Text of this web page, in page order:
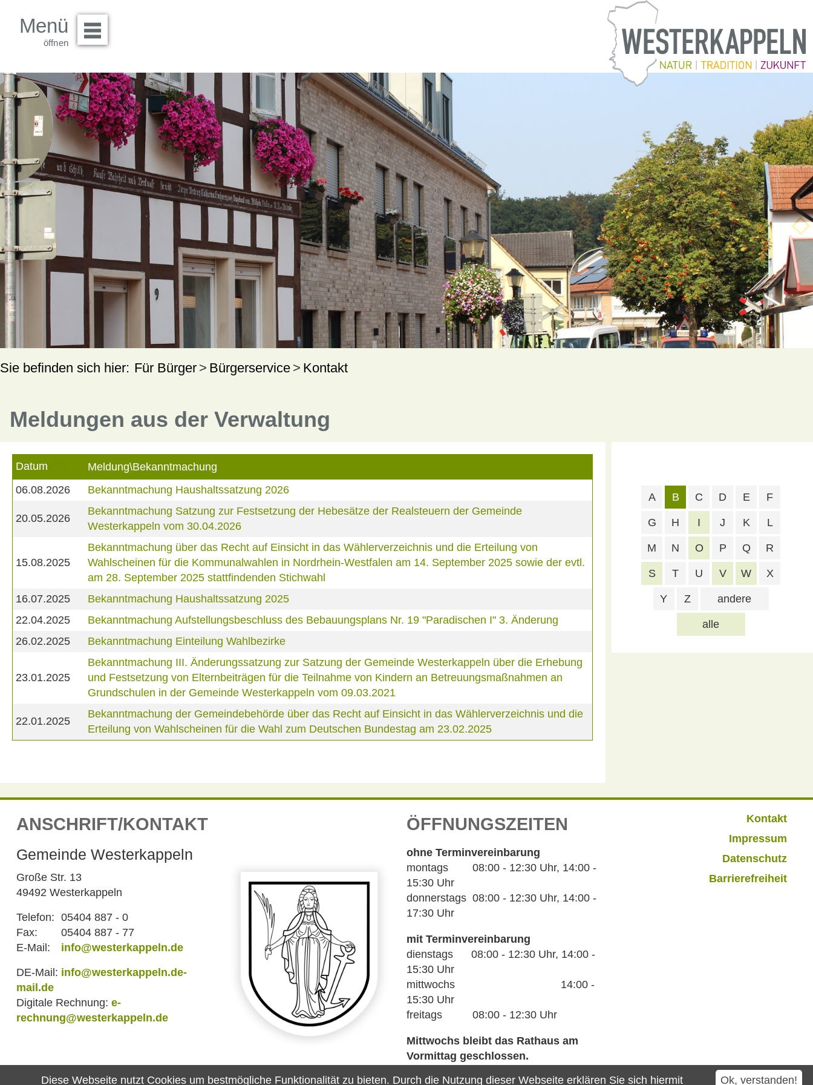
Menü
Für Bürger Bürgerservice Kontakt
Meldungen aus der Verwaltung
Datum
Meldung\Bekanntmachung
06.08.2026
Bekanntmachung Haushaltssatzung 2026
20.05.2026
Bekanntmachung Satzung zur Festsetzung der Hebesätze der Realsteuern der Gemeinde
Westerkappeln vom 30.04.2026
15.08.2025
Bekanntmachung über das Recht auf Einsicht in das Wählerverzeichnis und die Erteilung von
Wahlscheinen für die Kommunalwahlen in Nordrhein-Westfalen am 14. September 2025 sowie der evtl.
am 28. September 2025 stattfindenden Stichwahl
16.07.2025
Bekanntmachung Haushaltssatzung 2025
22.04.2025
Bekanntmachung Aufstellungsbeschluss des Bebauungsplans Nr. 19 "Paradischen I" 3. Änderung
26.02.2025
Bekanntmachung Einteilung Wahlbezirke
23.01.2025
Bekanntmachung III. Änderungssatzung zur Satzung der Gemeinde Westerkappeln über die Erhebung
und Festsetzung von Elternbeiträgen für die Teilnahme von Kindern an Betreuungsmaßnahmen an
Grundschulen in der Gemeinde Westerkappeln vom 09.03.2021
22.01.2025
Bekanntmachung der Gemeindebehörde über das Recht auf Einsicht in das Wählerverzeichnis und die
Erteilung von Wahlscheinen für die Wahl zum Deutschen Bundestag am 23.02.2025
alle
A B C D E F
G H I J K L
M N O P Q R
S T U V W X
Y Z andere
ANSCHRIFT/KONTAKT
Gemeinde Westerkappeln
Große Str. 13
49492 Westerkappeln
Telefon: 05404 887 - 0
Fax:
05404 887 - 77
E-Mail:
info@westerkappeln.de
DE-Mail: info@westerkappeln.de-
mail.de
Digitale Rechnung: e-
rechnung@westerkappeln.de
ÖFFNUNGSZEITEN
ohne Terminvereinbarung
montags 08:00 - 12:30 Uhr, 14:00 -
15:30 Uhr
donnerstags 08:00 - 12:30 Uhr, 14:00 -
17:30 Uhr
mit Terminvereinbarung
dienstags 08:00 - 12:30 Uhr, 14:00 -
15:30 Uhr
mittwochs 14:00 -
15:30 Uhr
freitags 08:00 - 12:30 Uhr
Mittwochs bleibt das Rathaus am
Vormittag geschlossen.
Kontakt
Impressum
Datenschutz
Barrierefreiheit
Ok, verstanden!
Diese Webseite nutzt Cookies um bestmögliche Funktionalität zu bieten. Durch die Nutzung dieser Webseite erklären Sie sich hiermit